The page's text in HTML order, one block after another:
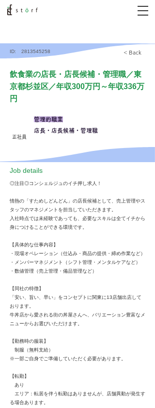
ID: 2813545258 < Back
飲食業の店長・店長候補・管理職／東
京都杉並区／年収300万円～年収336万
円
正社員
管理的職業
店長・店長候補・管理職
​Job details
◎注目◎コンシェルジュのイチ押し求人！
情熱の「すためしどんどん」の店長候補として、売上管理やス
タッフのマネジメントを担当していただきます。
入社時点では未経験であっても、必要なスキルは全てイチから
身につけることができる環境です。
【具体的な仕事内容】
・現場オペレーション（仕込み・商品の提供・締め作業など）
・メンバーマネジメント（シフト管理・メンタルケアなど）
・数値管理（売上管理・備品管理など）
【同社の特徴】
「安い、旨い、早い」をコンセプトに関東に13店舗出店して
おります。
牛丼店から愛される街の丼屋さんへ、バリエーション豊富なメ
ニューからお選びいただけます。
【勤務時の服装】
制服（無料支給）
※一部ご自身でご準備していただく必要があります。
【転勤】
あり
エリア：転居を伴う転勤はありませんが、店舗異動が発生す
る場合あります。